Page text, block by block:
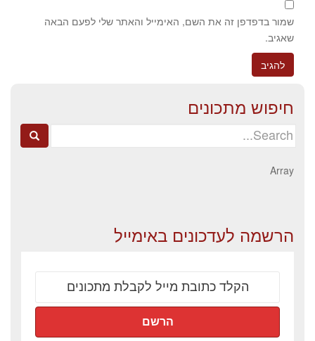
שמור בדפדפן זה את השם, האימייל והאתר שלי לפעם הבאה
שאגיב.
חיפוש מתכונים
Search
Array
הרשמה לעדכונים באימייל